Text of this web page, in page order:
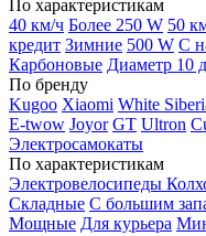
По характеристикам
40 км/ч Более 250 W 50
кредит Зимние 500 W С
Карбоновые Диаметр 10
По бренду
Kugoo Xiaomi White
E-twow Joyor GT Ultron
Электросамокаты
По характеристикам
Электровелосипеды
Складные С большим
Мощные Для курьера